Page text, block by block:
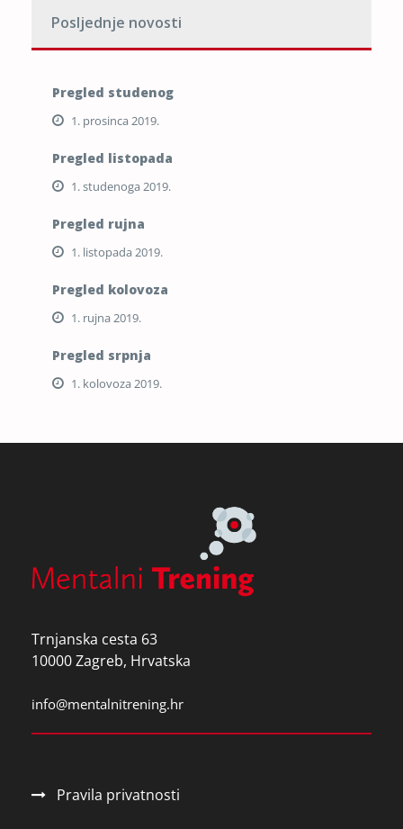
Posljednje novosti
Pregled studenog
1. prosinca 2019.
Pregled listopada
1. studenoga 2019.
Pregled rujna
1. listopada 2019.
Pregled kolovoza
1. rujna 2019.
Pregled srpnja
1. kolovoza 2019.
Trnjanska cesta 63
10000 Zagreb, Hrvatska
info@mentalnitrening.hr
Pravila privatnosti